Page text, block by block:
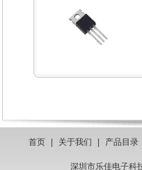
首页 关于我们 产品目录
深圳市乐佳电子科